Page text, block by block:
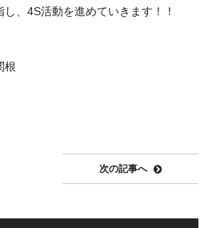
、4S活動を進めていきます！！
根
次の記事へ